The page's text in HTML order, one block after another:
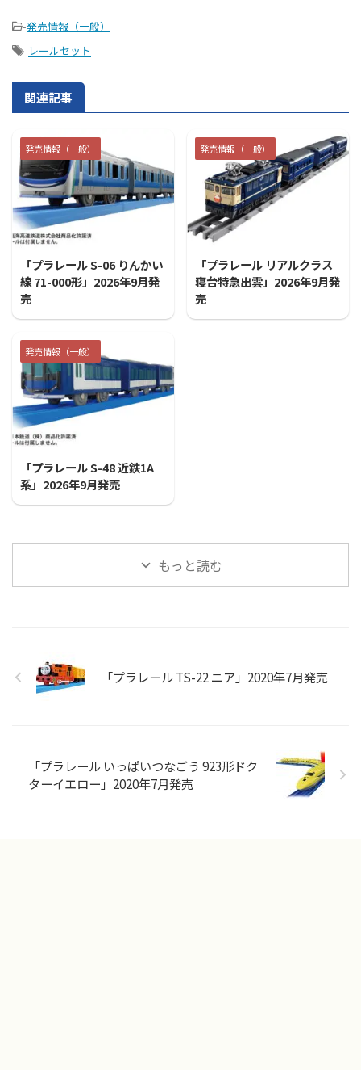
-発売情報（一般）
- レールセット
関連記事
発売情報（一般）
「プラレール S-06 りんかい
線 71-000形」2026年9月発
売
発売情報（一般）
「プラレール リアルクラス
寝台特急出雲」2026年9月発
売
発売情報（一般）
「プラレール S-48 近鉄1A
系」2026年9月発売
もっと読む
「プラレール TS-22 ニア」2020年7月発売
「プラレール いっぱいつなごう 923形ドク
ターイエロー」2020年7月発売